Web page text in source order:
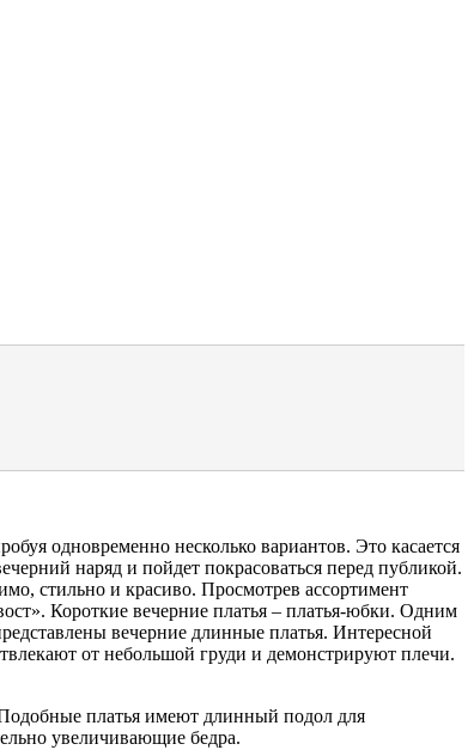
одновременно несколько вариантов. Это касается
наряд и пойдет покрасоваться перед публикой.
стильно и красиво. Просмотрев ассортимент
Короткие вечерние платья – платья-юбки. Одним
вечерние длинные платья. Интересной
от небольшой груди и демонстрируют плечи.
Подобные платья имеют длинный подол для
увеличивающие бедра.